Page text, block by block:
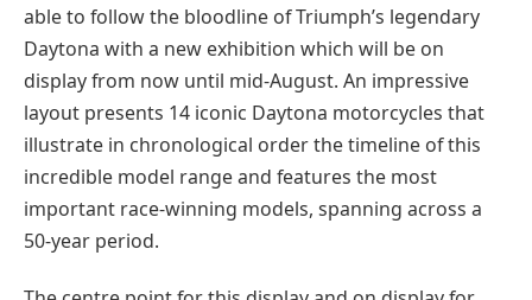
able to follow the bloodline of Triumph’s legendary
Daytona with a new exhibition which will be on
display from now until mid-August. An impressive
layout presents 14 iconic Daytona motorcycles that
illustrate in chronological order the timeline of this
incredible model range and features the most
important race-winning models, spanning across a
50-year period.